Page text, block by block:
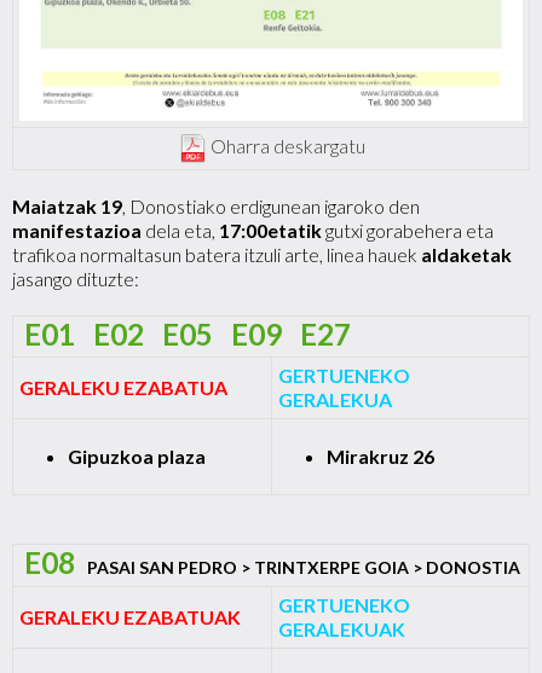
Oharra deskargatu
Maiatzak 19, Donostiako erdigunean igaroko den
manifestazioa dela eta, 17:00etatikgutxi gorabehera eta
trafikoa normaltasun batera itzuli arte, linea hauek aldaketak
jasango dituzte:
E01 E02 E05 E09 E27
GERALEKU EZABATUA
GERTUENEKO
GERALEKUA
Gipuzkoa plaza Mirakruz 26
E08 PASAI SAN PEDRO > TRINTXERPE GOIA > DONOSTIA
GERALEKU EZABATUAK
GERTUENEKO
GERALEKUAK